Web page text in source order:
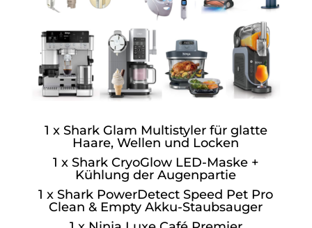
1 x Shark Glam Multistyler für glatte
Haare, Wellen und Locken
1 x Shark CryoGlow LED-Maske +
Kühlung der Augenpartie
1 x Shark PowerDetect Speed Pet Pro
Clean & Empty Akku-Staubsauger